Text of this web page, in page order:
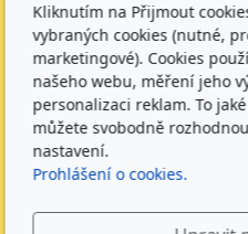
+420 734 316
+420 733 539 322 -
+420 733 539
Kliknutím na Přijmout
vybraných cookies (nutné,
marketingové). Cookies
našeho webu, měření jeho
personalizaci reklam. To
můžete svobodně
nastavení.
Prohlášení o cookies.